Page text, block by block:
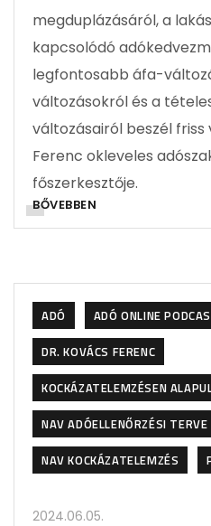
megduplázásáról, a
kapcsolódó
legfontosabb áfa-
változásokról és a
változásairól beszél friss
Ferenc okleveles
főszerkesztője.
BŐVEBBEN
ADÓ ADÓ ONLINE
DR. KOVÁCS FERENC
KOCKÁZATELEMZÉSEN
NAV ADÓELLENŐRZÉSI TERVE
NAV KOCKÁZATELEMZÉS
2024.06.05.